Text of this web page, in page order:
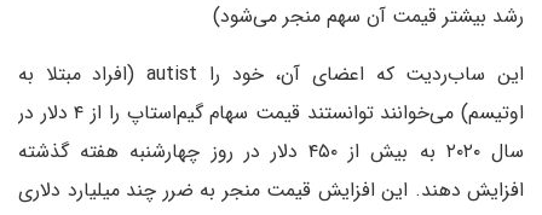
رشد بیشتر قیمت آن سهم منجر می‌شود)
این ساب‌ردیت که اعضای آن، خود را autist (افراد مبتلا به
اوتیسم) می‌خوانند توانستند قیمت سهام گیم‌استاپ را از ۴ دلار در
سال ۲۰۲۰ به بیش از ۴۵۰ دلار در روز چهارشنبه هفته گذشته
افزایش دهند. این افزایش قیمت منجر به ضرر چند میلیارد دلاری